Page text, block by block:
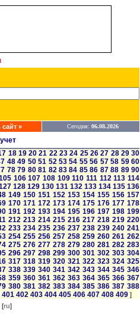
» Сегодня: 06.08.2026
18 19 20 21 22 23 24 25 26 27 28 29 30
48 49 50 51 52 53 54 55 56 57 58 59 60
78 79 80 81 82 83 84 85 86 87 88 89 90
106 107 108 109 110 111 112 113 114
128 129 130 131 132 133 134 135 136
149 150 151 152 153 154 155 156 157
170 171 172 173 174 175 176 177 178
191 192 193 194 195 196 197 198 199
212 213 214 215 216 217 218 219 220
233 234 235 236 237 238 239 240 241
254 255 256 257 258 259 260 261 262
275 276 277 278 279 280 281 282 283
296 297 298 299 300 301 302 303 304
317 318 319 320 321 322 323 324 325
338 339 340 341 342 343 344 345 346
359 360 361 362 363 364 365 366 367
380 381 382 383 384 385 386 387 388
401 402 403 404 405 406 407 408 409 ]
[ru]